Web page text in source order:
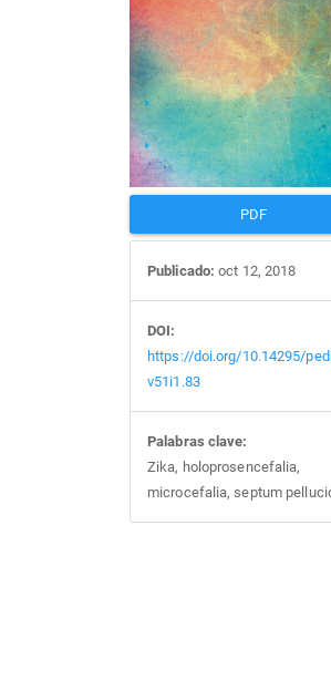
artículo
PDF
Publicado: oct 12, 2018
DOI:
https://doi.org/10.14295/
v51i1.83
Palabras clave:
Zika, holoprosencefalia,
microcefalia, septum